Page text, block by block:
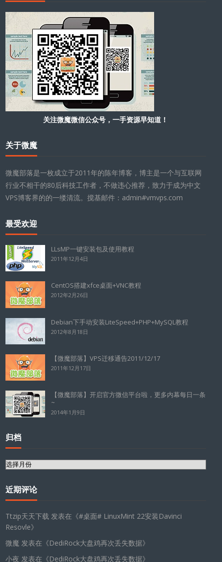
关注微魔微信公众号，一手资源早知道！
关于微魔
微魔部落是一枚成立于2011年的陈年博客，博主是一个与互联网
行业不相干的80后科技工作者，不做违心推荐，致力于成为中文
VPS博客界的的一缕清流。搅基邮件：admin#vmvps.com
最受欢迎
LLsMP一键安装包及使用教程
2011年12月4日
CentOS搭建xfce桌面+VNC教程
2012年2月26日
Debian下手动安装LiteSpeed+PHP+MySQL教程
2012年8月18日
【微魔部落】VPS迁移通告2011/12/17
2011年12月17日
【微魔部落】开启官方微信平台啦，更多内幕每日一条
~
2014年1月9日
归档
归
近期评论
Ttzip天天下载 发表在《#桌面# LinuxMint 22安装Davinci
Resovle》
微魔 发表在《DediRock大盘鸡再次丢失数据》
小夜 发表在《DediRock大盘鸡再次丢失数据》